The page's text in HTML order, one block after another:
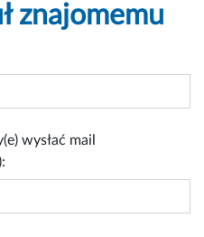
znajomemu
wysłać mail